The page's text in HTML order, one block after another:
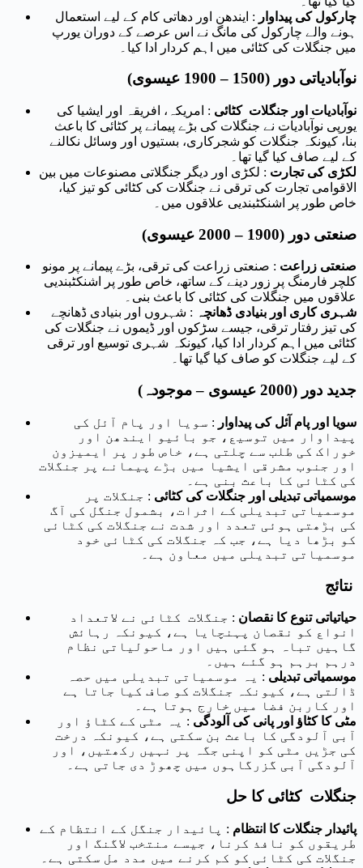
چارکول کی پیداوار : ایندھن اور دھاتی کام کے لیے استعمال
ہونے والے چارکول کی مانگ نے اس عرصے کے دوران یورپ
میں جنگلات کی کٹائی میں اہم کردار ادا کیا۔
نوآبادیاتی دور (1500 – 1900 عیسوی)
نوآبادیات اور جنگلات کٹائی : امریکہ، افریقہ اور ایشیا کی
یورپی نوآبادیات نے جنگلات کی بڑے پیمانے پر کٹائی کا باعث
بنا، کیونکہ جنگلات کو شجرکاری، بستیوں اور وسائل نکالنے
کے لیے صاف کیا گیا تھا۔
لکڑی کی تجارت : لکڑی اور دیگر جنگلاتی مصنوعات میں بین
الاقوامی تجارت کی ترقی نے جنگلات کی کٹائی کو تیز کیا،
خاص طور پر اشنکٹبندیی علاقوں میں۔
صنعتی دور (1900 – 2000 عیسوی)
صنعتی زراعت : صنعتی زراعت کی ترقی، بڑے پیمانے پر مونو
کلچر فارمنگ پر زور دینے کے ساتھ، خاص طور پر اشنکٹبندیی
علاقوں میں جنگلات کی کٹائی کا باعث بنی۔
شہری کاری اور بنیادی ڈھانچہ : شہروں اور بنیادی ڈھانچے
کی تیز رفتار ترقی، جیسے سڑکوں اور ڈیموں نے جنگلات کی
کٹائی میں اہم کردار ادا کیا، کیونکہ شہری توسیع اور ترقی
کے لیے جنگلات کو صاف کیا گیا تھا۔
جدید دور (2000 عیسوی – موجودہ)
سویا اور پام آئل کی پیداوار : سویا اور پام آئل کی
پیداوار میں توسیع، جو بائیو ایندھن اور
خوراک کی طلب سے چلتی ہے، خاص طور پر ایمیزون
اور جنوب مشرقی ایشیا میں بڑے پیمانے پر جنگلات
کی کٹائی کا باعث بنی ہے۔
موسمیاتی تبدیلی اور جنگلات کی کٹائی : جنگلات پر
موسمیاتی تبدیلی کے اثرات، بشمول جنگل کی آگ
کی بڑھتی ہوئی تعدد اور شدت نے جنگلات کی کٹائی
کو بڑھا دیا ہے، جب کہ جنگلات کی کٹائی خود
موسمیاتی تبدیلی میں معاون ہے۔
حیاتیاتی تنوع کا نقصان : جنگلات کٹائی نے لاتعداد
انواع کو نقصان پہنچایا ہے، کیونکہ رہائش
گاہیں تباہ ہو گئی ہیں اور ماحولیاتی نظام
درہم برہم ہو گئے ہیں۔
موسمیاتی تبدیلی : یہ موسمیاتی تبدیلی میں حصہ
ڈالتی ہے، کیونکہ جنگلات کو صاف کیا جاتا ہے
اور کاربن فضا میں خارج ہوتا ہے۔
مٹی کا کٹاؤ اور پانی کی آلودگی : یہ مٹی کے کٹاؤ اور
آبی آلودگی کا باعث بن سکتی ہے، کیونکہ درخت
کی جڑیں مٹی کو اپنی جگہ پر نہیں رکھتیں، اور
آلودگی آبی گزرگاہوں میں چھوڑ دی جاتی ہے۔
جنگلات کٹائی کا حل
پائیدار جنگلات کا انتظام : پائیدار جنگل کے انتظام کے
طریقوں کو نافذ کرنا، جیسے منتخب لاگنگ اور
جنگلات کی کٹائی کو کم کرنے میں مدد مل سکتی ہے۔